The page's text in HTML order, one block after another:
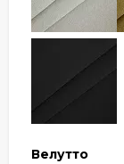
Велутто